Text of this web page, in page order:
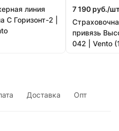
линия
С Горизонт-2 |
7 190 руб./
привязь
042 | Vento
Доставка Опт